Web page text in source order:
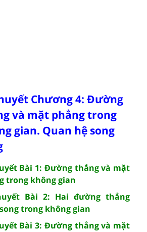
Chương 4: Đường
và mặt phẳng trong
gian. Quan hệ song
Bài 1: Đường thẳng và mặt
trong không gian
Bài 2: Hai đường thẳng
trong không gian
Bài 3: Đường thẳng và mặt